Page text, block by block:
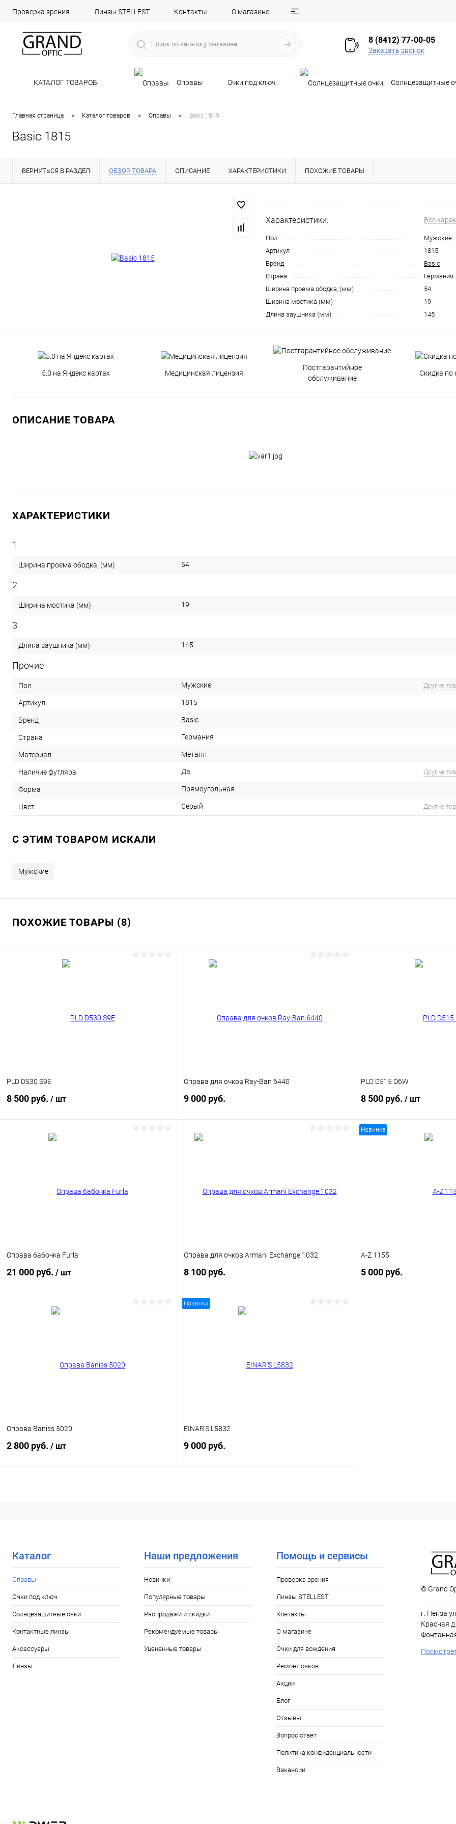
Проверка зрения Линзы STELLEST Контакты О магазине
8 (8412) 77-00-05
Заказать звонок
КАТАЛОГ ТОВАРОВ Оправы Очки под ключ Солнцезащитные
Главная страница • Каталог товаров • Оправы • Basic 1815
Basic 1815
ВЕРНУТЬСЯ В РАЗДЕЛ ОБЗОР ТОВАРА ОПИСАНИЕ ХАРАКТЕРИСТИКИ ПОХОЖИЕ ТОВАРЫ
Характеристики: Все
Пол
Мужские
Артикул
1815
Бренд
Basic
Страна
Германия
Ширина проема ободка, (мм)
54
Ширина мостика (мм)
19
Длина заушника (мм)
145
5.0 на Яндекс картах Медицинская лицензия
Постгарантийное
обслуживание
Скидка по
ОПИСАНИЕ ТОВАРА
ХАРАКТЕРИСТИКИ
1
Ширина проема ободка, (мм) 54
2
Ширина мостика (мм) 19
3
Длина заушника (мм) 145
Прочие
Пол Мужские Другие
Артикул 1815
Бренд Basic
Страна Германия
Материал Металл
Наличие футляра Да Другие
Форма Прямоугольная
Цвет Серый Другие
C ЭТИМ ТОВАРОМ ИСКАЛИ
Мужские
ПОХОЖИЕ ТОВАРЫ (8)
PLD D530 S9E
8 500 руб. / шт
Оправа для очков Ray-Ban 6440
9 000 руб.
PLD D515 O6W
8 500 руб. / шт
В
Оправа бабочка Furla
21 000 руб. / шт
Оправа для очков Armani Exchange 1032
8 100 руб.
Новинка
A-Z 1155
5 000 руб.
Оправа Baniss 5020
2 800 руб. / шт
Новинка
EINAR'S L5832
9 000 руб.
Каталог
Оправы
Очки под ключ
Солнцезащитные очки
Контактные линзы
Аксессуары
Линзы
Наши предложения
Новинки
Популярные товары
Распродажи и скидки
Рекомендуемые товары
Уцененные товары
Помощь и сервисы
Проверка зрения
Линзы STELLEST
Контакты
О магазине
Очки для вождения
Ремонт очков
Акции
Блог
Отзывы
Вопрос ответ
Политика конфиденциальности
Вакансии
© Grand
г. Пенза
Красная